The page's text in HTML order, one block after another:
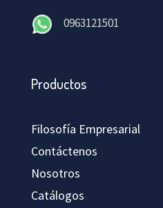
0963121501
Productos
Filosofía Empresarial
Contáctenos
Nosotros
Catálogos